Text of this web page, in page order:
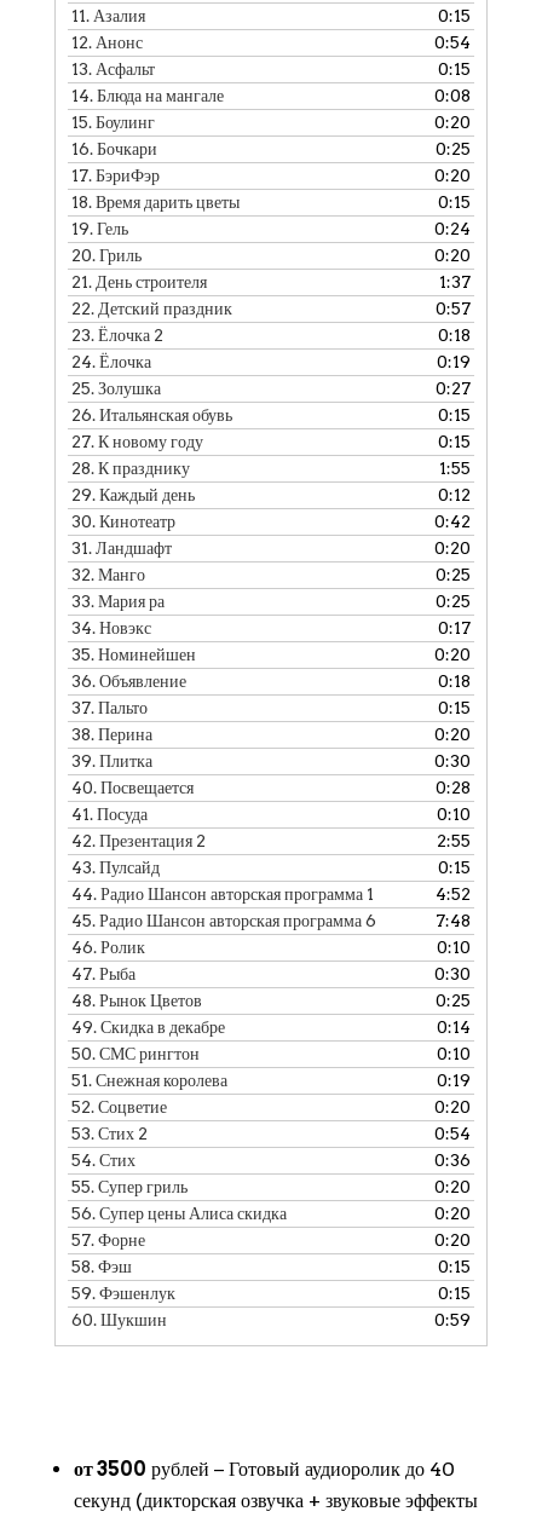
11. Азалия
0:15
12. Анонс
0:54
13. Асфальт
0:15
14.Блюда на мангале
0:08
15.Боулинг
0:20
16.Бочкари
0:25
17.БэриФэр
0:20
18.Время дарить цветы
0:15
19.Гель
0:24
20.Гриль
0:20
21. День строителя
1:37
22. Детский праздник
0:57
23.Ёлочка 2
0:18
24.Ёлочка
0:19
25.Золушка
0:27
26.Итальянская обувь
0:15
27.К новому году
0:15
28.К празднику
1:55
29.Каждый день
0:12
30.Кинотеатр
0:42
31.Ландшафт
0:20
32.Манго
0:25
33.Мария ра
0:25
34.Новэкс
0:17
35.Номинейшен
0:20
36.Объявление
0:18
37.Пальто
0:15
38.Перина
0:20
39.Плитка
0:30
40.Посвещается
0:28
41.Посуда
0:10
42.Презентация 2
2:55
43.Пулсайд
0:15
44.Радио Шансон авторская программа 1
4:52
45.Радио Шансон авторская программа 6
7:48
46.Ролик
0:10
47.Рыба
0:30
48.Рынок Цветов
0:25
49.Скидка в декабре
0:14
50.СМС рингтон
0:10
51.Снежная королева
0:19
52.Соцветие
0:20
53.Стих 2
0:54
54.Стих
0:36
55.Супер гриль
0:20
56.Супер цены Алиса скидка
0:20
57.Форне
0:20
58.Фэш
0:15
59.Фэшенлук
0:15
60.Шукшин 0:59
от 3500 рублей − Готовый аудиоролик до 40
секунд (дикторская озвучка + звуковые эффекты